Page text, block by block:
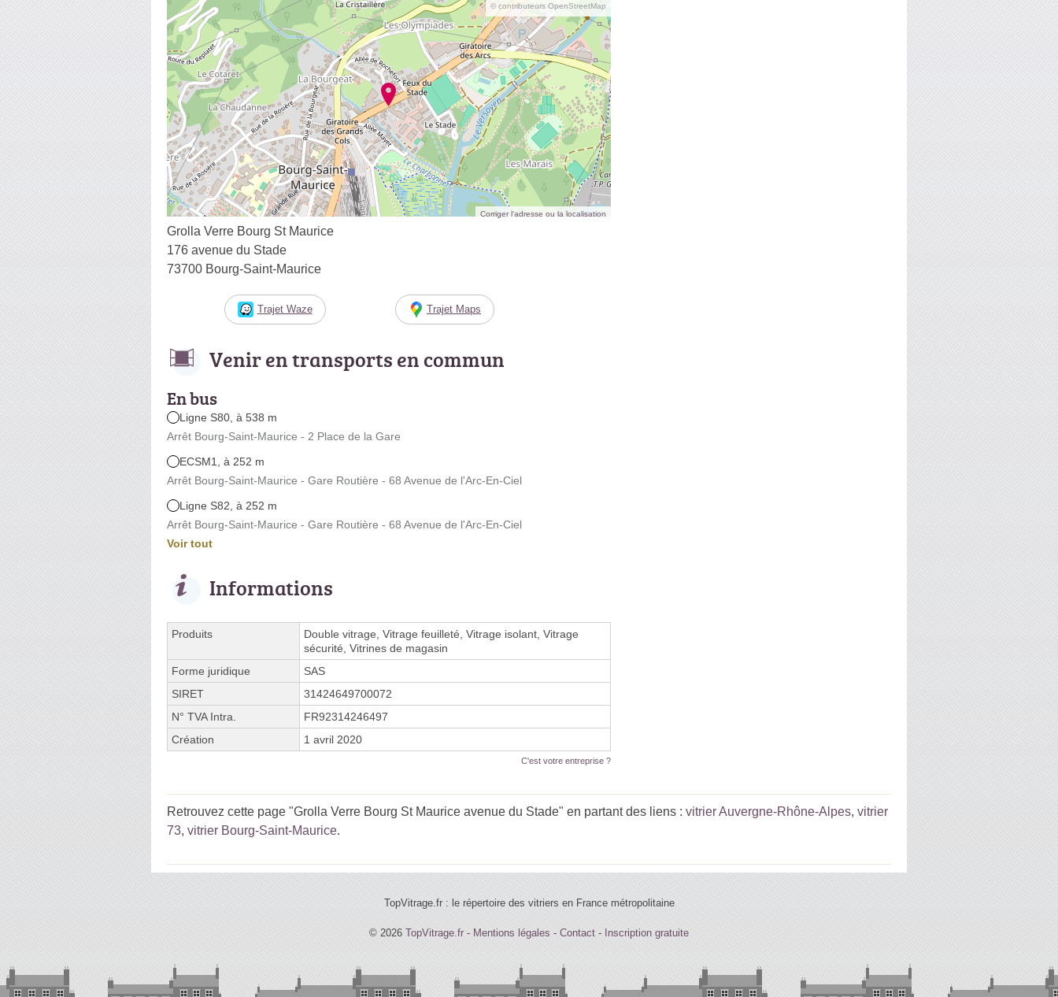
© contributeurs OpenStreetMap
Corriger l’adresse ou la localisation
Grolla Verre Bourg St Maurice
176 avenue du Stade
73700 Bourg-Saint-Maurice
Trajet Waze Trajet Maps
Venir en transports en commun
En bus
Ligne S80, à 538 m
Arrêt Bourg-Saint-Maurice - 2 Place de la Gare
ECSM1, à 252 m
Arrêt Bourg-Saint-Maurice - Gare Routière - 68 Avenue de l'Arc-En-Ciel
Ligne S82, à 252 m
Arrêt Bourg-Saint-Maurice - Gare Routière - 68 Avenue de l'Arc-En-Ciel
Voir tout
Informations
Produits
Double vitrage, Vitrage feuilleté, Vitrage isolant, Vitrage
sécurité, Vitrines de magasin
Forme juridique
SAS
SIRET
31424649700072
N° TVA Intra.
FR92314246497
Création
1 avril 2020
C'est votre entreprise ?
Retrouvez cette page "Grolla Verre Bourg St Maurice avenue du Stade" en partant des liens : vitrier Auvergne-Rhône-Alpes, vitrier
73, vitrier Bourg-Saint-Maurice.
TopVitrage.fr : le répertoire des vitriers en France métropolitaine
© 2026 TopVitrage.fr - Mentions légales - Contact - Inscription gratuite